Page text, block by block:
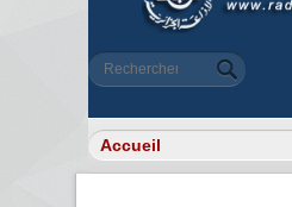
Formulaire de
Rechercher